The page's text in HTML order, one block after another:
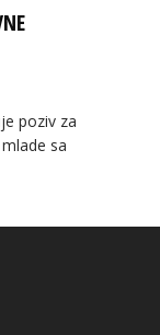
poziv za
sa